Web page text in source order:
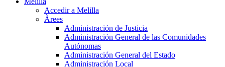
Accedir a Melilla
Àrees
Administración de Justicia
Administración General de las Comunidades
Autónomas
Administración General del Estado
Administración Local